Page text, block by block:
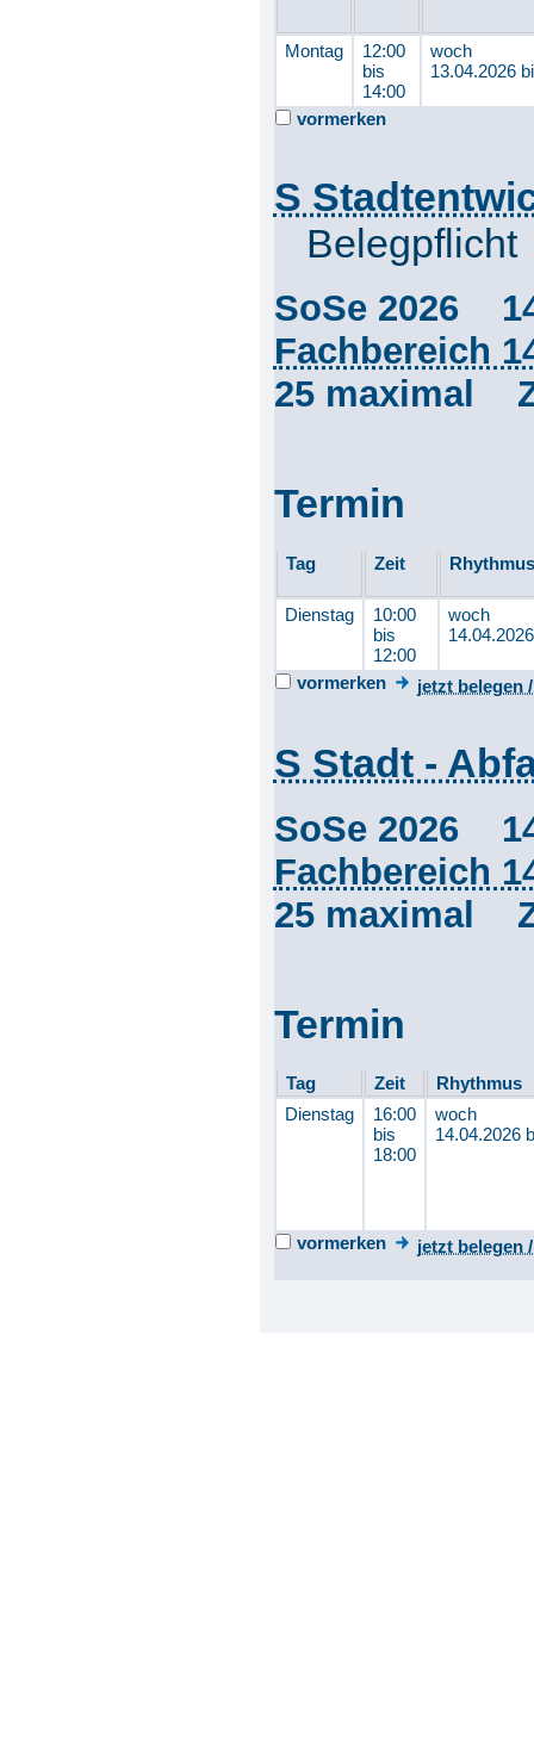
Montag
12:00
bis
14:00
woch
13.04.2026
vormerken
S
Belegpflicht
SoSe 2026
Fachbereich
25 maximal
Termin
Tag Zeit Rhythmus
Dienstag
10:00
bis
12:00
woch
vormerken jetzt belegen
S Stadt -
SoSe 2026
Fachbereich
25 maximal
Termin
Tag Zeit
Rhythmus
Dienstag
16:00
bis
18:00
woch
14.04.2026
vormerken jetzt belegen